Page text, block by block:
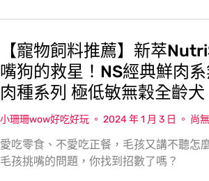
【寵物飼料推薦】新萃
嘴狗的救星！NS經典鮮肉
肉種系列 極低敏無穀全齡犬
小珊珊wow好吃好玩 2024 年 1 月 3 日 尚
愛吃零食、不愛吃正餐，毛孩又講不聽怎
毛孩挑嘴的問題，你找到招數了嗎？